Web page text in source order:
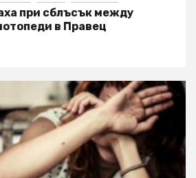
при сблъсък между
в Правец